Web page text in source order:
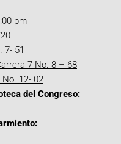
pm
7- 51
7 No. 8 – 68
No. 12- 02
del Congreso: